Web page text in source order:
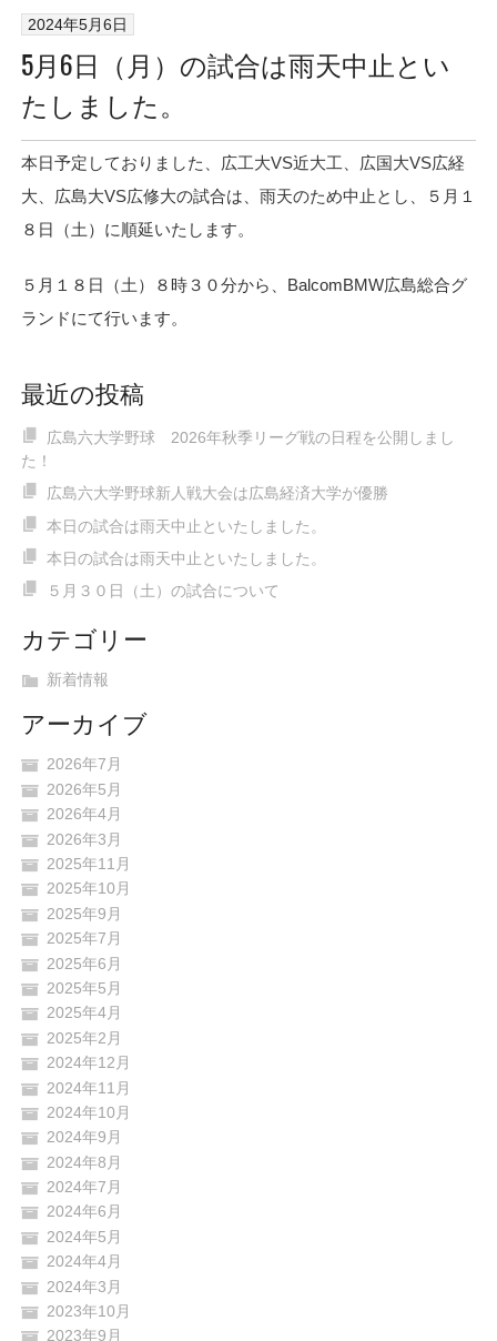
2024年5月6日
5月6日（月）の試合は雨天中止とい
たしました。
本日予定しておりました、広工大VS近大工、広国大VS広経
大、広島大VS広修大の試合は、雨天のため中止とし、５月１
８日（土）に順延いたします。
５月１８日（土）８時３０分から、BalcomBMW広島総合グ
ランドにて行います。
最近の投稿
広島六大学野球 2026年秋季リーグ戦の日程を公開しまし
た！
広島六大学野球新人戦大会は広島経済大学が優勝
本日の試合は雨天中止といたしました。
本日の試合は雨天中止といたしました。
５月３０日（土）の試合について
カテゴリー
新着情報
アーカイブ
2026年7月
2026年5月
2026年4月
2026年3月
2025年11月
2025年10月
2025年9月
2025年7月
2025年6月
2025年5月
2025年4月
2025年2月
2024年12月
2024年11月
2024年10月
2024年9月
2024年8月
2024年7月
2024年6月
2024年5月
2024年4月
2024年3月
2023年10月
2023年9月